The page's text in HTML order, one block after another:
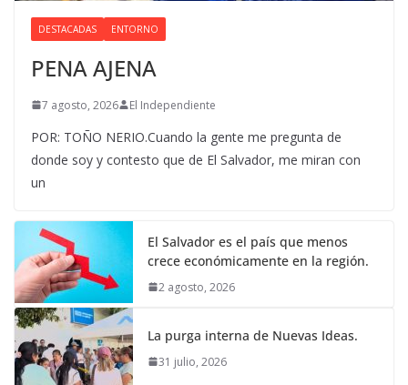
DESTACADAS ENTORNO
PENA AJENA
7 agosto, 2026 El Independiente
POR: TOÑO NERIO.Cuando la gente me pregunta de
donde soy y contesto que de El Salvador, me miran con
un
El Salvador es el país que menos
crece económicamente en la región.
2 agosto, 2026
La purga interna de Nuevas Ideas.
31 julio, 2026